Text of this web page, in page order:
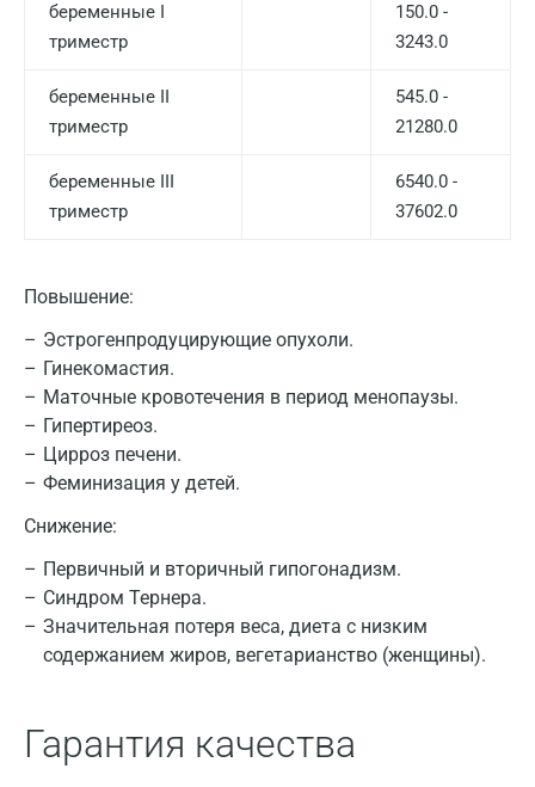
беременные I
триместр
150.0 -
3243.0
беременные II
триместр
545.0 -
21280.0
беременные III
триместр
6540.0 -
37602.0
Повышение:
Эстрогенпродуцирующие опухоли.
Гинекомастия.
Маточные кровотечения в период менопаузы.
Гипертиреоз.
Цирроз печени.
Феминизация у детей.
Снижение:
Первичный и вторичный гипогонадизм.
Синдром Тернера.
Значительная потеря веса, диета с низким
содержанием жиров, вегетарианство (женщины).
Гарантия качества
Москва
Санкт-Петербург
Нижний Новгород
Апрелевка
Армавир
Астрахань
Балашиха
Брянск
Великий Новгород
Владимир